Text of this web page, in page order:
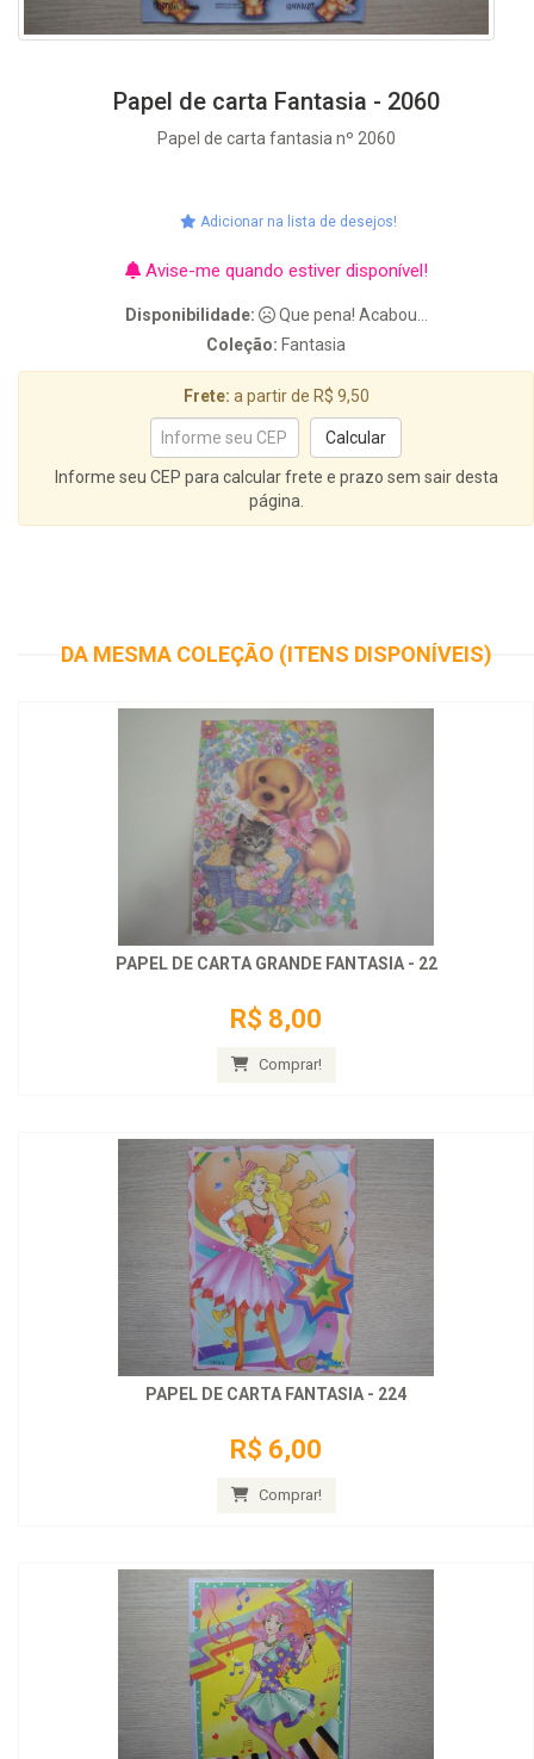
Papel de carta Fantasia - 2060
Papel de carta fantasia nº 2060
Adicionar na lista de desejos!
Avise-me quando estiver disponível!
Disponibilidade:
Que pena! Acabou...
Coleção: Fantasia
Frete: a partir de R$ 9,50
Informe seu CEP para calcular frete e prazo sem sair desta
página.
DA MESMA COLEÇÃO (ITENS DISPONÍVEIS)
PAPEL DE CARTA GRANDE FANTASIA - 22
R$ 8,00
Comprar!
PAPEL DE CARTA FANTASIA - 224
R$ 6,00
Comprar!